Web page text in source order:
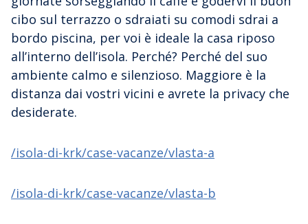
cibo sul terrazzo o sdraiati su comodi sdrai a
bordo piscina, per voi è ideale la casa riposo
all’interno dell’isola. Perché? Perché del suo
ambiente calmo e silenzioso. Maggiore è la
distanza dai vostri vicini e avrete la privacy che
desiderate.
/isola-di-krk/case-vacanze/vlasta-a
/isola-di-krk/case-vacanze/vlasta-b